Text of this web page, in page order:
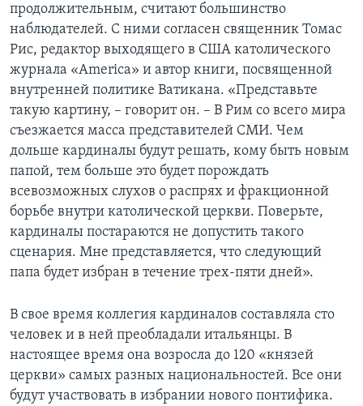
продолжительным, считают большинство
наблюдателей. С ними согласен священник Томас
Рис, редактор выходящего в США католического
журнала «America» и автор книги, посвященной
внутренней политике Ватикана. «Представьте
такую картину, – говорит он. – В Рим со всего мира
съезжается масса представителей СМИ. Чем
дольше кардиналы будут решать, кому быть новым
папой, тем больше это будет порождать
всевозможных слухов о распрях и фракционной
борьбе внутри католической церкви. Поверьте,
кардиналы постараются не допустить такого
сценария. Мне представляется, что следующий
папа будет избран в течение трех-пяти дней».
В свое время коллегия кардиналов составляла сто
человек и в ней преобладали итальянцы. В
настоящее время она возросла до 120 «князей
церкви» самых разных национальностей. Все они
будут участвовать в избрании нового понтифика.